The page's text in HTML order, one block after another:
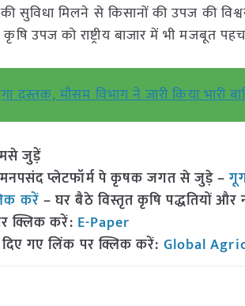
सुविधा मिलने से किसानों की उपज की
उपज को राष्ट्रीय बाजार में भी मजबूत
दस्तक, मौसम विभाग ने जारी किया भारी
जुड़ें
प्लेटफॉर्म पे कृषक जगत से जुड़े –
करें – घर बैठे विस्तृत कृषि पद्धतियों
क्लिक करें: E-Paper
गए लिंक पर क्लिक करें: Global